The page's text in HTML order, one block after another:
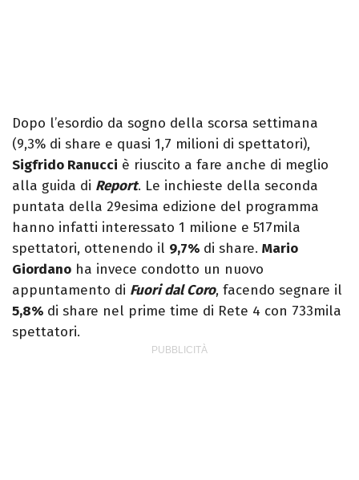
Dopo l’esordio da sogno della scorsa settimana
(9,3% di share e quasi 1,7 milioni di spettatori),
Sigfrido Ranucci è riuscito a fare anche di meglio
alla guida di Report. Le inchieste della seconda
puntata della 29esima edizione del programma
hanno infatti interessato 1 milione e 517mila
spettatori, ottenendo il 9,7% di share. Mario
Giordano ha invece condotto un nuovo
appuntamento di Fuori dal Coro, facendo segnare il
5,8% di share nel prime time di Rete 4 con 733mila
spettatori.